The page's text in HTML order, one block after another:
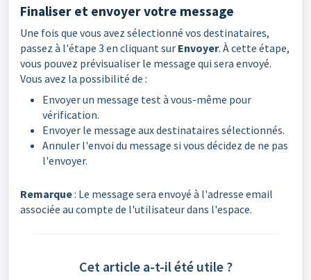
Finaliser et envoyer votre message
Une fois que vous avez sélectionné vos destinataires,
passez à l'étape 3 en cliquant sur Envoyer. À cette étape,
vous pouvez prévisualiser le message qui sera envoyé.
Vous avez la possibilité de :
Envoyer un message test à vous-même pour
vérification.
Envoyer le message aux destinataires sélectionnés.
Annuler l'envoi du message si vous décidez de ne pas
l'envoyer.
Remarque: Le message sera envoyé à l'adresse email
associée au compte de l'utilisateur dans l'espace.
Cet article a-t-il été utile ?